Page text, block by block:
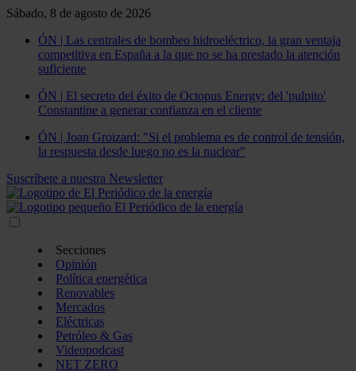
Sábado, 8 de agosto de 2026
ÓN | Las centrales de bombeo hidroeléctrico, la gran ventaja
competitiva en España a la que no se ha prestado la atención
suficiente
ÓN | El secreto del éxito de Octopus Energy: del 'pulpito'
Constantine a generar confianza en el cliente
ÓN | Joan Groizard: "Si el problema es de control de tensión,
la respuesta desde luego no es la nuclear"
Suscríbete a nuestra Newsletter
Secciones
Opinión
Política energética
Renovables
Mercados
Eléctricas
Petróleo & Gas
Videopodcast
NET ZERO